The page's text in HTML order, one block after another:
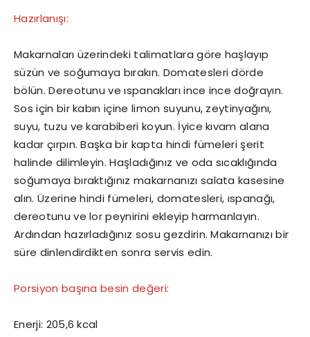
Hazırlanışı:
Makarnaları üzerindeki talimatlara göre haşlayıp
süzün ve soğumaya bırakın. Domatesleri dörde
bölün. Dereotunu ve ıspanakları ince ince doğrayın.
Sos için bir kabın içine limon suyunu, zeytinyağını,
suyu, tuzu ve karabiberi koyun. İyice kıvam alana
kadar çırpın. Başka bir kapta hindi fümeleri şerit
halinde dilimleyin. Haşladığınız ve oda sıcaklığında
soğumaya bıraktığınız makarnanızı salata kasesine
alın. Üzerine hindi fümeleri, domatesleri, ıspanağı,
dereotunu ve lor peynirini ekleyip harmanlayın.
Ardından hazırladığınız sosu gezdirin. Makarnanızı bir
süre dinlendirdikten sonra servis edin.
Porsiyon başına besin değeri:
Enerji: 205,6 kcal